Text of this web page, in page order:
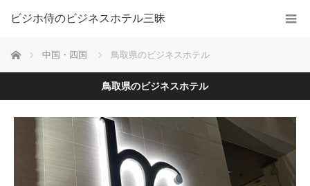
ビジホ侍のビジネスホテル三昧
ホーム 中国・四国 鳥取県のビジネスホテル
鳥取県のビジネスホテル